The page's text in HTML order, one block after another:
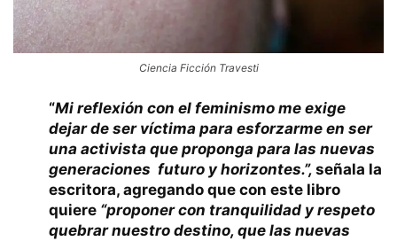
Ciencia Ficción Travesti
“Mi reflexión con el feminismo me exige
dejar de ser víctima para esforzarme en ser
una activista que proponga para las nuevas
generaciones futuro y horizontes.”, señala la
escritora, agregando que con este libro
quiere “proponer con tranquilidad y respeto
quebrar nuestro destino, que las nuevas